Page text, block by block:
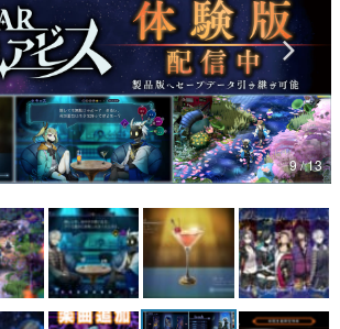
ムが変えた日本語
値」「裏技」「ラスボス」… ゲームにまつわる言葉
や用法の変遷を、コンピューター文化史研究家・タ
P氏が徹底調査。
9 / 13